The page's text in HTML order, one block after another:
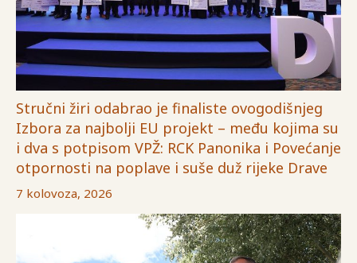
Stručni žiri odabrao je finaliste ovogodišnjeg
Izbora za najbolji EU projekt – među kojima su
i dva s potpisom VPŽ: RCK Panonika i Povećanje
otpornosti na poplave i suše duž rijeke Drave
7 kolovoza, 2026